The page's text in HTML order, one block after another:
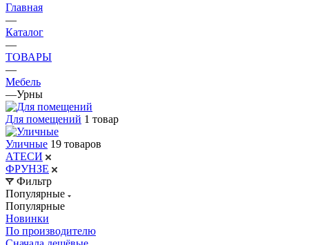
Главная
—
Каталог
—
ТОВАРЫ
—
Мебель
—Урны
Для помещений 1 товар
Уличные 19 товаров
АТЕСИ
ФРУНЗЕ
Фильтр
Популярные
Популярные
Новинки
По производителю